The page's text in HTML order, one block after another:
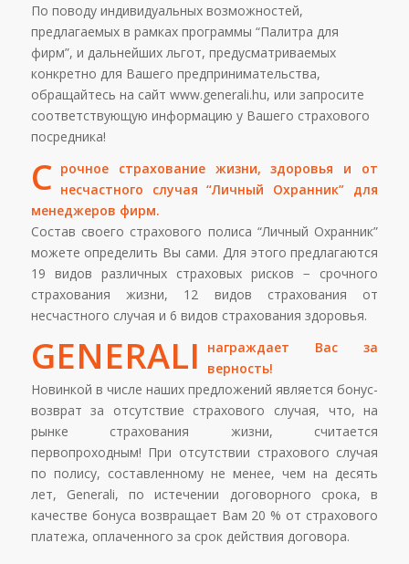
По поводу индивидуальных возможностей,
предлагаемых в рамках программы “Палитра для
фирм”, и дальнейших льгот, предусматриваемых
конкретно для Вашего предпринимательства,
обращайтесь на сайт www.generali.hu, или запросите
соответствующую информацию у Вашего страхового
посредника!
С рочное страхование жизни, здоровья и от
несчастного случая “Личный Охранник” для
менеджеров фирм.
Состав своего страхового полиса “Личный Охранник”
можете определить Вы сами. Для этого предлагаются
19 видов различных страховых рисков − срочного
страхования жизни, 12 видов страхования от
несчастного случая и 6 видов страхования здоровья.
GENERALI
награждает Вас за
верность!
Новинкой в числе наших предложений является бонус-
возврат за отсутствие страхового случая, что, на
рынке страхования жизни, считается
первопроходным! При отсутствии страхового случая
по полису, составленному не менее, чем на десять
лет, Generali, по истечении договорного срока, в
качестве бонуса возвращает Вам 20 % от страхового
платежа, оплаченного за срок действия договора.